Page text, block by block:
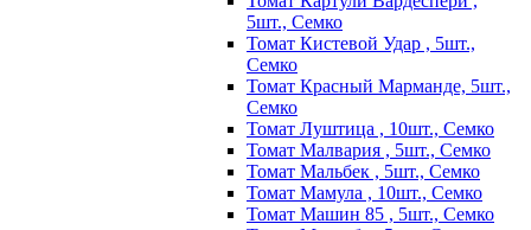
5шт., Семко
Томат Кистевой Удар , 5шт.,
Семко
Томат Красный Марманде, 5шт.,
Семко
Томат Луштица , 10шт., Семко
Томат Малвария , 5шт., Семко
Томат Мальбек , 5шт., Семко
Томат Мамула , 10шт., Семко
Томат Машин 85 , 5шт., Семко